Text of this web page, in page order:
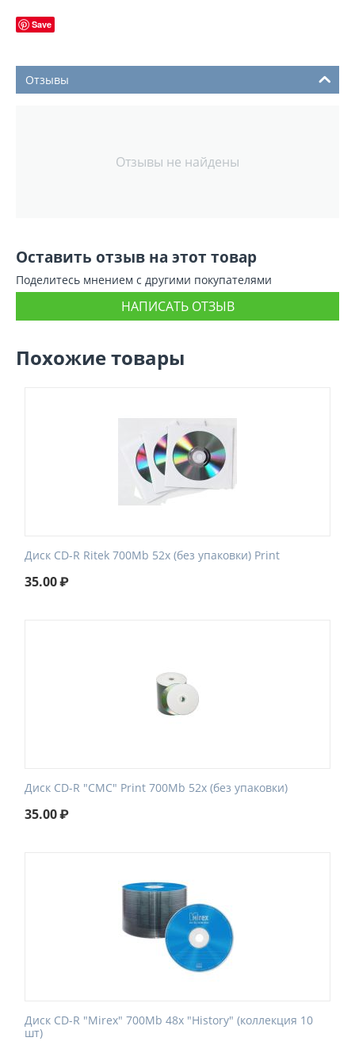
Save
Отзывы
Отзывы не найдены
Оставить отзыв на этот товар
Поделитесь мнением с другими покупателями
НАПИСАТЬ ОТЗЫВ
Похожие товары
Диск CD-R Ritek 700Mb 52x (без упаковки) Print
35.00₽
Диск CD-R "CMC" Print 700Mb 52x (без упаковки)
35.00₽
Диск CD-R "Mirex" 700Mb 48x "History" (коллекция 10
шт)